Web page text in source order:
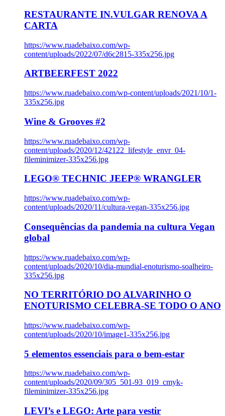
RESTAURANTE IN.VULGAR RENOVA A
CARTA
https://www.ruadebaixo.com/wp-
content/uploads/2022/07/d6c2815-335x256.jpg
ARTBEERFEST 2022
https://www.ruadebaixo.com/wp-content/uploads/2021/10/1-
335x256.jpg
Wine & Grooves #2
https://www.ruadebaixo.com/wp-
content/uploads/2020/12/42122_lifestyle_envr_04-
fileminimizer-335x256.jpg
LEGO® TECHNIC JEEP® WRANGLER
https://www.ruadebaixo.com/wp-
content/uploads/2020/11/cultura-vegan-335x256.jpg
Consequências da pandemia na cultura Vegan
global
https://www.ruadebaixo.com/wp-
content/uploads/2020/10/dia-mundial-enoturismo-soalheiro-
335x256.jpg
NO TERRITÓRIO DO ALVARINHO O
ENOTURISMO CELEBRA-SE TODO O ANO
https://www.ruadebaixo.com/wp-
content/uploads/2020/10/image1-335x256.jpg
5 elementos essenciais para o bem-estar
https://www.ruadebaixo.com/wp-
content/uploads/2020/09/305_501-93_019_cmyk-
fileminimizer-335x256.jpg
LEVI’s e LEGO: Arte para vestir